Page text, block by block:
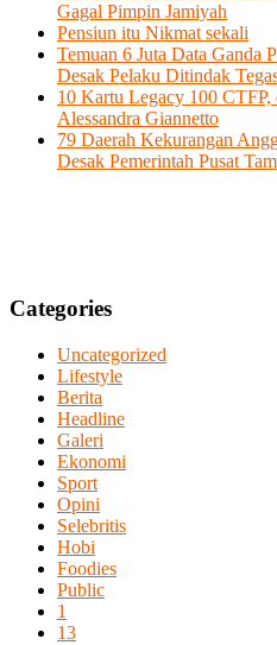
Gagal Pimpin Jamiyah
Pensiun itu Nikmat sekali
Temuan 6 Juta Data Ganda
Desak Pelaku Ditindak
10 Kartu Legacy 100
Alessandra Giannetto
79 Daerah Kekurangan
Desak Pemerintah Pusat
Categories
Uncategorized
Lifestyle
Berita
Headline
Galeri
Ekonomi
Sport
Opini
Selebritis
Hobi
Foodies
Public
1
13